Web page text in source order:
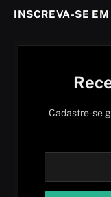
INSCREVA-SE
Cadastre-se